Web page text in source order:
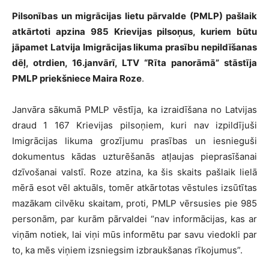
Pilsonības un migrācijas lietu pārvalde (PMLP) pašlaik
atkārtoti apzina 985 Krievijas pilsoņus, kuriem būtu
jāpamet Latvija Imigrācijas likuma prasību nepildīšanas
dēļ, otrdien, 16.janvārī, LTV “Rīta panorāmā” stāstīja
PMLP priekšniece Maira Roze.
Janvāra sākumā PMLP vēstīja, ka izraidīšana no Latvijas
draud 1 167 Krievijas pilsoņiem, kuri nav izpildījuši
Imigrācijas likuma grozījumu prasības un iesnieguši
dokumentus kādas uzturēšanās atļaujas pieprasīšanai
dzīvošanai valstī. Roze atzina, ka šis skaits pašlaik lielā
mērā esot vēl aktuāls, tomēr atkārtotas vēstules izsūtītas
mazākam cilvēku skaitam, proti, PMLP vērsusies pie 985
personām, par kurām pārvaldei “nav informācijas, kas ar
viņām notiek, lai viņi mūs informētu par savu viedokli par
to, ka mēs viņiem izsniegsim izbraukšanas rīkojumus”.